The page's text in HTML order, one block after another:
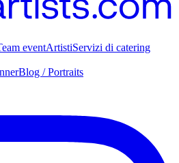
eventArtistiServizi di catering
Blog / Portraits